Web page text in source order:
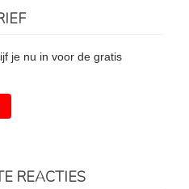
je nu in voor de gratis
REACTIES